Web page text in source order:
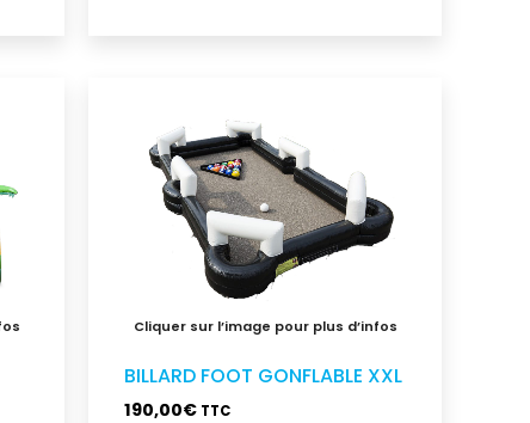
BILLARD FOOT GONFLABLE XXL
190,00€ TTC